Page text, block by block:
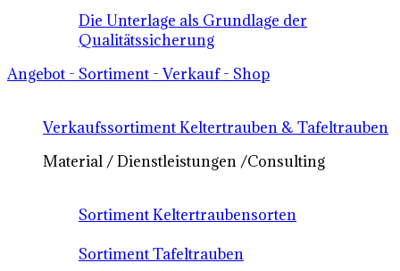
Die Unterlage als Grundlage der
Qualitätssicherung
Angebot - Sortiment - Verkauf - Shop
Verkaufssortiment Keltertrauben & Tafeltrauben
Material / Dienstleistungen /Consulting
Sortiment Keltertraubensorten
Sortiment Tafeltrauben